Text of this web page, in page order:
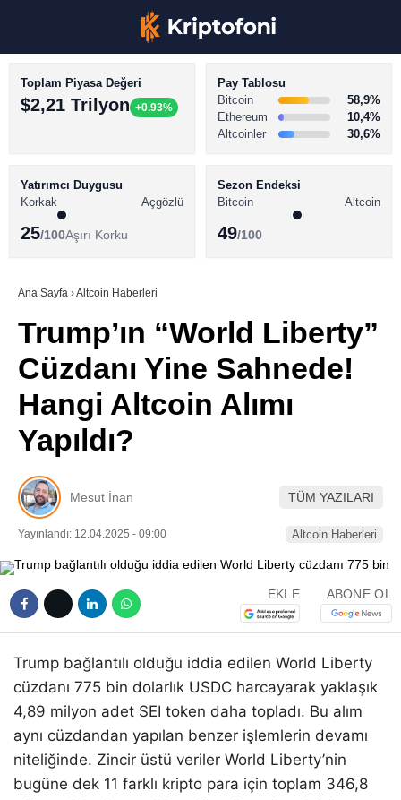
Youtube
TikTok
BİTCOİN HABERLERİ
ALTCOİN HABERLERİ
SÖZLÜK
Toplam Piyasa Değeri
$2,21 Trilyon +0.93%
Pay Tablosu
Bitcoin
58,9%
Ethereum
10,4%
Altcoinler
30,6%
Yatırımcı Duygusu
Korkak
Açgözlü
25/100Aşırı Korku
Sezon Endeksi
Bitcoin
Altcoin
49/100
Ana Sayfa ›Altcoin Haberleri
Trump’ın “World Liberty”
Cüzdanı Yine Sahnede!
Hangi Altcoin Alımı
Yapıldı?
Mesut İnan TÜM YAZILARI
Yayınlandı: 12.04.2025 - 09:00 Altcoin Haberleri
EKLE ABONE OL
Trump bağlantılı olduğu iddia edilen World Liberty
cüzdanı 775 bin dolarlık USDC harcayarak yaklaşık
4,89 milyon adet SEI token daha topladı. Bu alım
aynı cüzdandan yapılan benzer işlemlerin devamı
niteliğinde. Zincir üstü veriler World Liberty’nin
bugüne dek 11 farklı kripto para için toplam 346,8